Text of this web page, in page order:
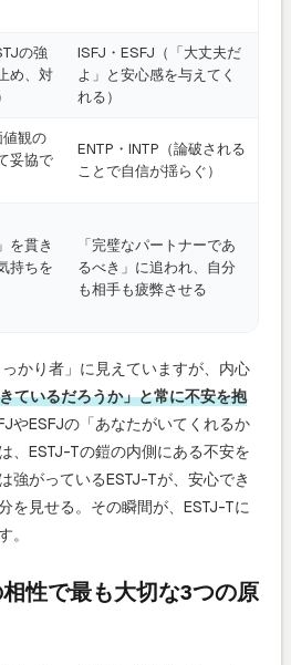
の強
め、対
ISFJ・ESFJ（「大丈夫だ
よ」と安心感を与えてく
れる）
値観の
妥協で
ENTP・INTP（論破される
ことで自信が揺らぐ）
を貫き
持ちを
「完璧なパートナーであ
るべき」に追われ、自分
も相手も疲弊させる
かり者」に見えていますが、内心
ているだろうか」と常に不安を抱
やESFJの「あなたがいてくれるか
、ESTJ-Tの鎧の内側にある不安を
強がっているESTJ-Tが、安心でき
を見せる。その瞬間が、ESTJ-Tに
。
性で最も大切な3つの原